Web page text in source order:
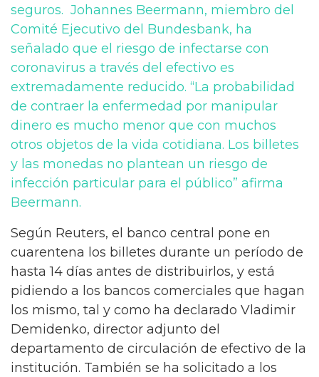
seguros. Johannes Beermann, miembro del
Comité Ejecutivo del Bundesbank, ha
señalado que el riesgo de infectarse con
coronavirus a través del efectivo es
extremadamente reducido. “La probabilidad
de contraer la enfermedad por manipular
dinero es mucho menor que con muchos
otros objetos de la vida cotidiana. Los billetes
y las monedas no plantean un riesgo de
infección particular para el público” afirma
Beermann.
Según Reuters, el banco central pone en
cuarentena los billetes durante un período de
hasta 14 días antes de distribuirlos, y está
pidiendo a los bancos comerciales que hagan
los mismo, tal y como ha declarado Vladimir
Demidenko, director adjunto del
departamento de circulación de efectivo de la
institución. También se ha solicitado a los